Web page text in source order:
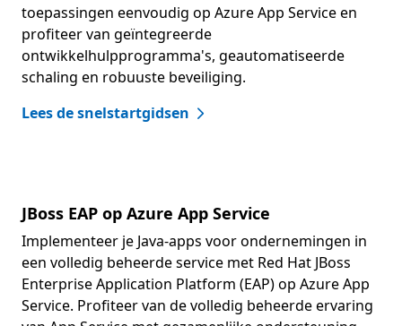
toepassingen eenvoudig op Azure App Service en
profiteer van geïntegreerde
ontwikkelhulpprogramma's, geautomatiseerde
schaling en robuuste beveiliging.
Lees de snelstartgidsen
JBoss EAP op Azure App Service
Implementeer je Java-apps voor ondernemingen in
een volledig beheerde service met Red Hat JBoss
Enterprise Application Platform (EAP) op Azure App
Service. Profiteer van de volledig beheerde ervaring